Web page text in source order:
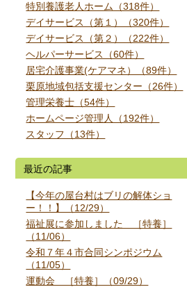
特別養護老人ホーム（318件）
デイサービス（第１）（320件）
デイサービス（第２）（222件）
ヘルパーサービス（60件）
居宅介護事業(ケアマネ）（89件）
栗原地域包括支援センター（26件）
管理栄養士（54件）
ホームページ管理人（192件）
スタッフ（13件）
最近の記事
【今年の屋台村はブリの解体ショ
ー！！】（12/29）
福祉展に参加しました ［特養］
（11/06）
令和７年４市合同シンポジウム
（11/05）
運動会 ［特養］（09/29）